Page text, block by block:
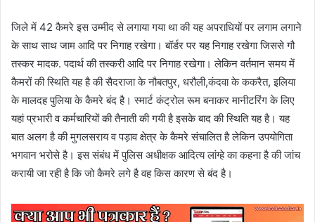
जिले में 42 कैमरे इस उम्मीद से लगाया गया था की यह अपराधियों पर लगाम लगाने
के साथ साथ जाम आदि पर निगाह रखेगा। बॉर्डर पर यह निगाह रखेगा जिससे गौ
तस्कर मादक. पदार्थ की तस्करी आदि पर निगाह रखेगा। लेकिन वर्तमान समय में
कैमरों की स्थिति यह है की सैदराजा के नौबतपुर, धरौली,कंदवा के ककरैत, इलिया
के मालदह पुलिया के कैमरे बंद है। स्मार्ट कंट्रोल रूम बनाकर मानीटरिंग के लिए
यहां प्रभारी व कर्मचारियों की तैनाती की गयी है इसके बाद की स्थिति यह है। यह
बात अलग है की मुगलसराय व पड़ाव क्षेत्र के कैमरे संचालित है लेकिन उपयोगिता
भगवान भरोसे है। इस संबंध में पुलिस अधीक्षक आदित्य लांग्हे का कहना है की जांच
करायी जा रही है कि जो कैमरे लगे है वह किस कारण से बंद है।